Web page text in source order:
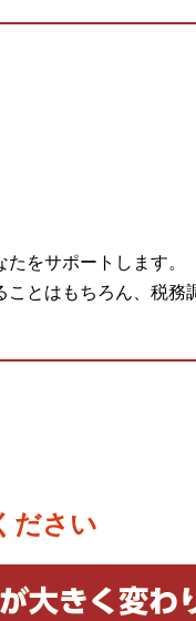
をサポートします。
とはもちろん、税務
ださい